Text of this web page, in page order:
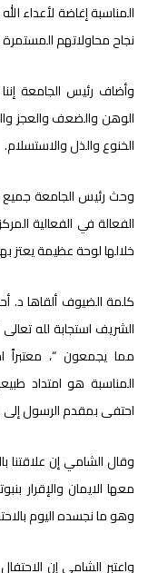
المناسبة إغاضة لأعداء
نجاح محاولاتهم
وأضاف رئيس الجامعة
الوهن والضعف والعجز
الخنوع والذل والاستسلام.
وحث رئيس الجامعة جميع
الفعالة في الفعالية
خلالها لوحة عظيمة يعتز
كلمة الضيوف ألقاها د.
الشريف استجابة لله
مما يجمعون “، معتبراً
المناسبة هو امتداد
احتفى بمقدم الرسول إلى
وقال الشامي إن
معها الايمان والإقرار
وهو ما نجسده اليوم
واعتبر الشامي إن